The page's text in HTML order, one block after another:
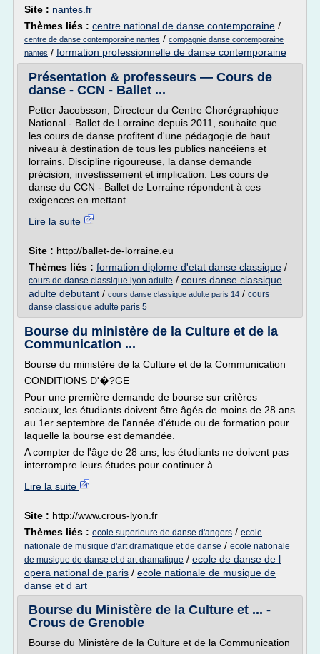
Site : nantes.fr
Thèmes liés : centre national de danse contemporaine /
centre de danse contemporaine nantes / compagnie danse contemporaine
nantes / formation professionnelle de danse contemporaine
Présentation & professeurs — Cours de
danse - CCN - Ballet ...
Petter Jacobsson, Directeur du Centre Chorégraphique
National - Ballet de Lorraine depuis 2011, souhaite que
les cours de danse profitent d'une pédagogie de haut
niveau à destination de tous les publics nancéiens et
lorrains. Discipline rigoureuse, la danse demande
précision, investissement et implication. Les cours de
danse du CCN - Ballet de Lorraine répondent à ces
exigences en mettant...
Lire la suite
Site : http://ballet-de-lorraine.eu
Thèmes liés : formation diplome d'etat danse classique /
cours de danse classique lyon adulte / cours danse classique
adulte debutant / cours danse classique adulte paris 14 / cours
danse classique adulte paris 5
Bourse du ministère de la Culture et de la
Communication ...
Bourse du ministère de la Culture et de la Communication
CONDITIONS D'�?GE
Pour une première demande de bourse sur critères
sociaux, les étudiants doivent être âgés de moins de 28 ans
au 1er septembre de l'année d'étude ou de formation pour
laquelle la bourse est demandée.
A compter de l'âge de 28 ans, les étudiants ne doivent pas
interrompre leurs études pour continuer à...
Lire la suite
Site : http://www.crous-lyon.fr
Thèmes liés : ecole superieure de danse d'angers / ecole
nationale de musique d'art dramatique et de danse / ecole nationale
de musique de danse et d art dramatique / ecole de danse de l
opera national de paris / ecole nationale de musique de
danse et d art
Bourse du Ministère de la Culture et ... -
Crous de Grenoble
Bourse du Ministère de la Culture et de la Communication